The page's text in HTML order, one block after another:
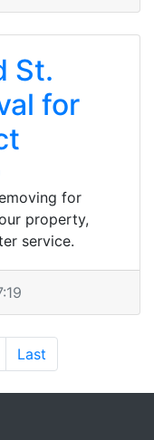
St.
for
for
property,
service.
Last